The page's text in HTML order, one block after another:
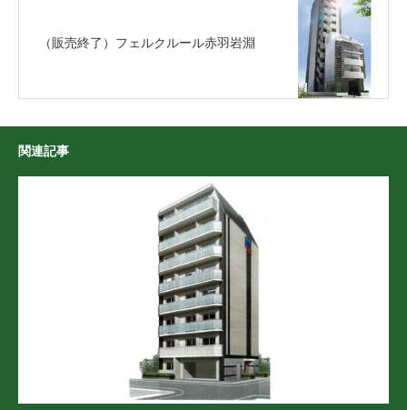
（販売終了）フェルクルール赤羽岩淵
関連記事